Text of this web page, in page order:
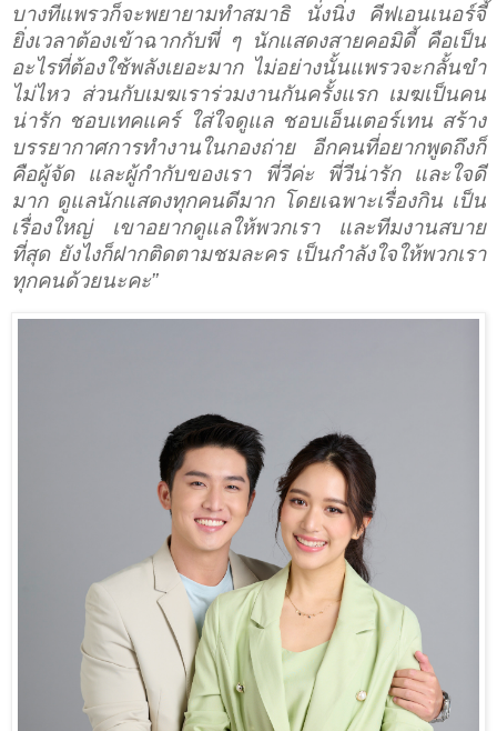
บางทีแพรวก็จะพยายามทำสมาธิ นั่งนิ่ง คีฟเอนเนอร์จี้
ยิ่งเวลาต้องเข้าฉากกับพี่ ๆ นักแสดงสายคอมิดี้ คือเป็น
อะไรที่ต้องใช้พลังเยอะมาก ไม่อย่างนั้นแพรวจะกลั้นขำ
ไม่ไหว ส่วนกับเมฆเราร่วมงานกันครั้งแรก เมฆเป็นคน
น่ารัก ชอบเทคแคร์ ใส่ใจดูแล ชอบเอ็นเตอร์เทน สร้าง
บรรยากาศการทำงานในกองถ่าย อีกคนที่อยากพูดถึงก็
คือผู้จัด และผู้กำกับของเรา พี่วีค่ะ พี่วีน่ารัก และใจดี
มาก ดูแลนักแสดงทุกคนดีมาก โดยเฉพาะเรื่องกิน เป็น
เรื่องใหญ่ เขาอยากดูแลให้พวกเรา และทีมงานสบาย
ที่สุด ยังไงก็ฝากติดตามชมละคร เป็นกำลังใจให้พวกเรา
ทุกคนด้วยนะคะ”